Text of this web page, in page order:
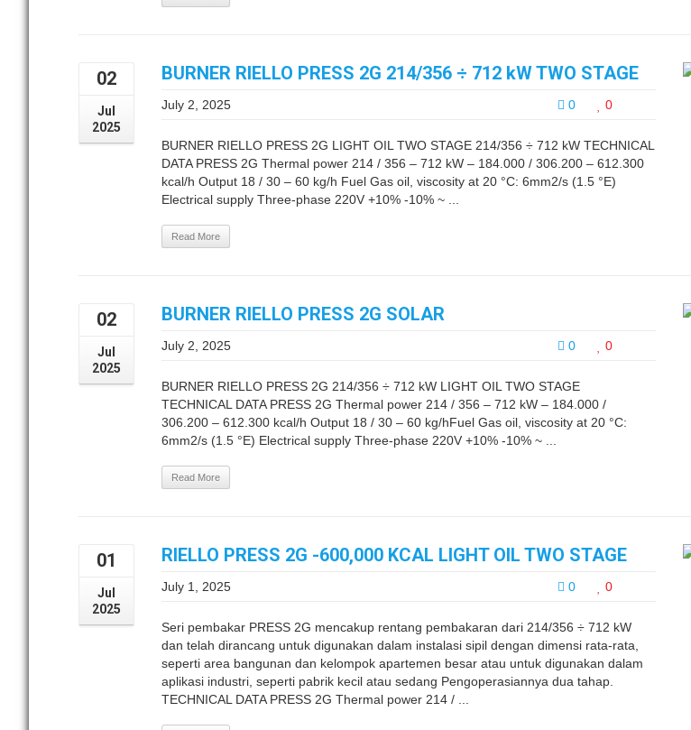
02
Jul
2025
BURNER RIELLO PRESS 2G 214/356 ÷ 712 kW TWO STAGE
0 0
July 2, 2025
BURNER RIELLO PRESS 2G LIGHT OIL TWO STAGE 214/356 ÷ 712 kW TECHNICAL
DATA PRESS 2G Thermal power 214 / 356 – 712 kW – 184.000 / 306.200 – 612.300
kcal/h Output 18 / 30 – 60 kg/h Fuel Gas oil, viscosity at 20 °C: 6mm2/s (1.5 °E)
Electrical supply Three-phase 220V +10% -10% ~ ...
Read More
02
Jul
2025
BURNER RIELLO PRESS 2G SOLAR
0 0
July 2, 2025
BURNER RIELLO PRESS 2G 214/356 ÷ 712 kW LIGHT OIL TWO STAGE
TECHNICAL DATA PRESS 2G Thermal power 214 / 356 – 712 kW – 184.000 /
306.200 – 612.300 kcal/h Output 18 / 30 – 60 kg/hFuel Gas oil, viscosity at 20 °C:
6mm2/s (1.5 °E) Electrical supply Three-phase 220V +10% -10% ~ ...
Read More
01
Jul
2025
RIELLO PRESS 2G -600,000 KCAL LIGHT OIL TWO STAGE
0 0
July 1, 2025
Seri pembakar PRESS 2G mencakup rentang pembakaran dari 214/356 ÷ 712 kW
dan telah dirancang untuk digunakan dalam instalasi sipil dengan dimensi rata-rata,
seperti area bangunan dan kelompok apartemen besar atau untuk digunakan dalam
aplikasi industri, seperti pabrik kecil atau sedang Pengoperasiannya dua tahap.
TECHNICAL DATA PRESS 2G Thermal power 214 / ...